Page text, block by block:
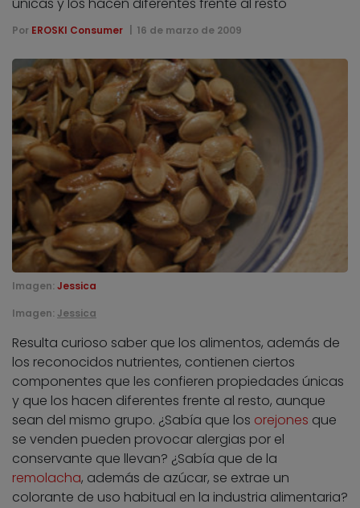
Por EROSKI Consumer 16 de marzo de 2009
Imagen: Jessica
Imagen: Jessica
Resulta curioso saber que los alimentos, además de
los reconocidos nutrientes, contienen ciertos
componentes que les confieren propiedades únicas
y que los hacen diferentes frente al resto, aunque
sean del mismo grupo. ¿Sabía que los orejones que
se venden pueden provocar alergias por el
conservante que llevan? ¿Sabía que de la
remolacha, además de azúcar, se extrae un
colorante de uso habitual en la industria alimentaria?